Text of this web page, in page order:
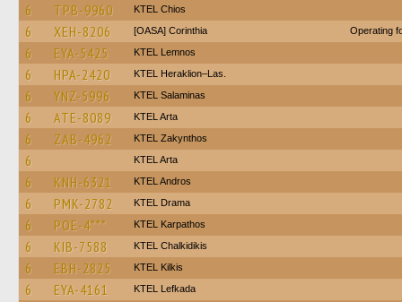
6 TPB-9960 KTEL Chios
6 XEH-8206 [OASA] Corinthia Operating
6 EYA-5425 KTEL Lemnos
6 HPA-2420 KTEL Heraklion–Las.
6 YNZ-5996 KTEL Salaminas
6 ATE-8089 KTEL Arta
6 ZAB-4962 KTEL Zakynthos
6 KTEL Arta
6 KNH-6321 KTEL Andros
6 PMK-2782 KTEL Drama
6 POE-4*** ΚΤΕL Karpathos
6 KIB-7588 ΚΤΕL Chalkidikis
6 EBH-2825 KTEL Kilkis
6 EYA-4161 KTEL Lefkada